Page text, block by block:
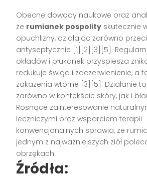
Obecne dowody naukowe oraz
że rumianek pospolity skutecznie
opuchlizny, działając zarówno
antyseptycznie [1][2][3][5] .
okładów i płukanek przyspiesza
redukuje świąd i zaczerwienienie, a
zakażenia wtórne [3][5] . Działanie
zarówno w kontekście skóry, jak i
Rosnące zainteresowanie
leczniczymi oraz wsparciem terapii
konwencjonalnych sprawia, że
jednym z najważniejszych ziół
obrzękach.
Źródła: